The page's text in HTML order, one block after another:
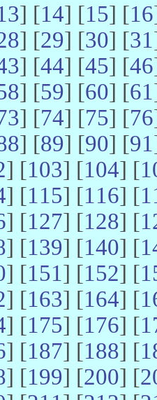
] [14] [15] [16
] [29] [30] [31
] [44] [45] [46
] [59] [60] [61
] [74] [75] [76
] [89] [90] [91
] [103] [104] [
] [115] [116] [
] [127] [128] [
] [139] [140] [
] [151] [152] [
] [163] [164] [
] [175] [176] [
] [187] [188] [
] [199] [200] [